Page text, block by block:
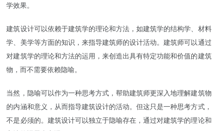
学效果。
建筑设计可以依赖于建筑学的理论和方法，如建筑学的结构学、材料
学、美学等方面的知识，来指导建筑师的设计活动。建筑师可以通过
对建筑学的理论和方法的运用，来创造出具有特定功能和价值的建筑
物，而不需要依赖隐喻。
当然，隐喻可以作为一种思考方式，帮助建筑师更深入地理解建筑物
的内涵和意义，从而指导建筑设计的活动。但这只是一种思考方式，
不是必须的。建筑设计可以独立于隐喻存在，通过对建筑学的理论和